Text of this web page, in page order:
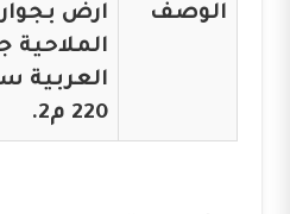
الوصف
ارض
الملاحية
العربية
220 م2.